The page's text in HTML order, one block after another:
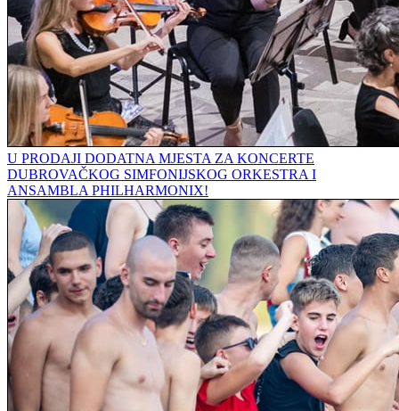
U PRODAJI DODATNA MJESTA ZA KONCERTE
DUBROVAČKOG SIMFONIJSKOG ORKESTRA I
ANSAMBLA PHILHARMONIX!